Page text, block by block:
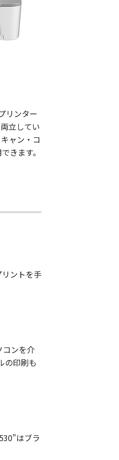
リンター
立してい
ャン・コ
きます。
ントを手
コンを介
の印刷も
はブラ